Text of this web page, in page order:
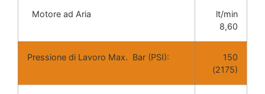
Motore ad Aria
lt/min
8,60
Pressione di Lavoro Max. Bar (PSI):
150
(2175)